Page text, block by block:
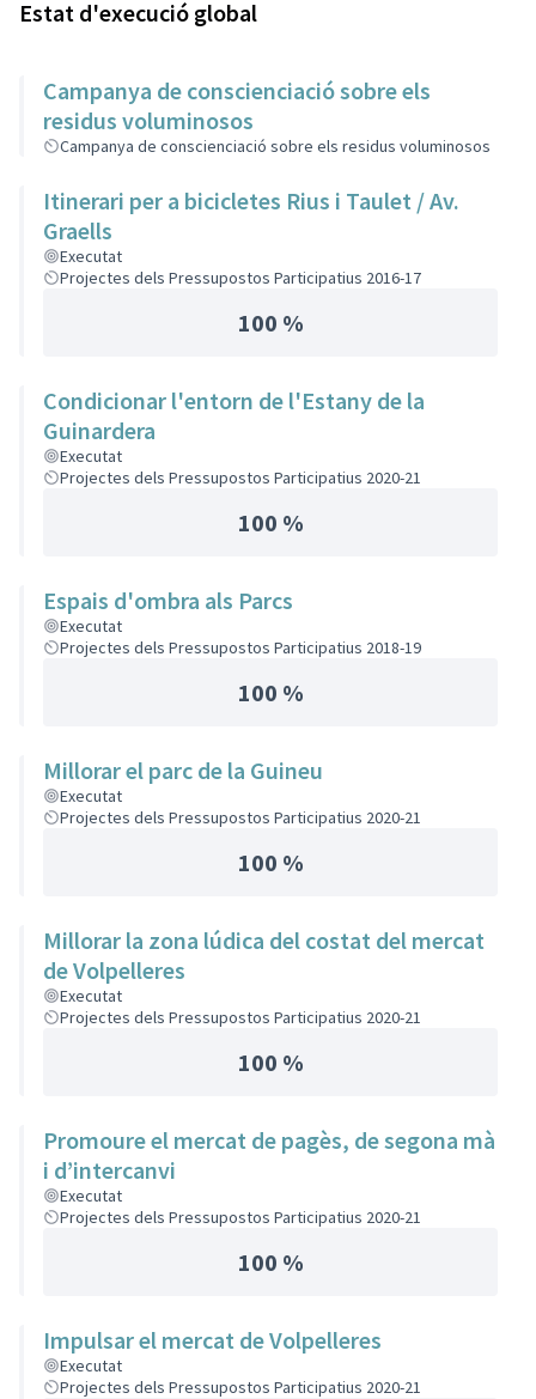
Estat d'execució global
Campanya de conscienciació sobre els
residus voluminosos
Campanya de conscienciació sobre els residus voluminosos
Itinerari per a bicicletes Rius i Taulet / Av.
Graells
Executat
Projectes dels Pressupostos Participatius 2016-17
100 %
Condicionar l'entorn de l'Estany de la
Guinardera
Executat
Projectes dels Pressupostos Participatius 2020-21
100 %
Espais d'ombra als Parcs
Executat
Projectes dels Pressupostos Participatius 2018-19
100 %
Millorar el parc de la Guineu
Executat
Projectes dels Pressupostos Participatius 2020-21
100 %
Millorar la zona lúdica del costat del mercat
de Volpelleres
Executat
Projectes dels Pressupostos Participatius 2020-21
100 %
Promoure el mercat de pagès, de segona mà
i d’intercanvi
Executat
Projectes dels Pressupostos Participatius 2020-21
100 %
Impulsar el mercat de Volpelleres
Executat
Projectes dels Pressupostos Participatius 2020-21